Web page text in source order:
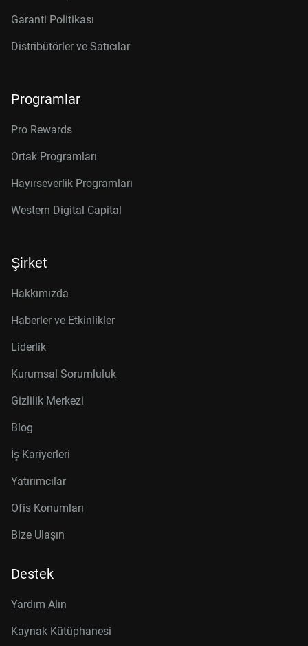
Garanti Politikası
Distribütörler ve Satıcılar
Programlar
Pro Rewards
Ortak Programları
Hayırseverlik Programları
Western Digital Capital
Şirket
Hakkımızda
Haberler ve Etkinlikler
Liderlik
Kurumsal Sorumluluk
Gizlilik Merkezi
Blog
İş Kariyerleri
Yatırımcılar
Ofis Konumları
Bize Ulaşın
Destek
Yardım Alın
Kaynak Kütüphanesi